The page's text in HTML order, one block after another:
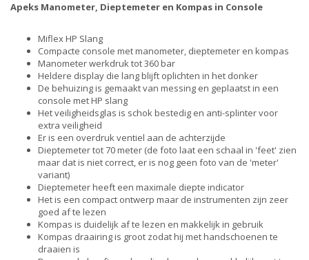
Apeks Manometer, Dieptemeter en Kompas in Console
Miflex HP Slang
Compacte console met manometer, dieptemeter en kompas
Manometer werkdruk tot 360 bar
Heldere display die lang blijft oplichten in het donker
De behuizing is gemaakt van messing en geplaatst in een
console met HP slang
Het veiligheidsglas is schok bestedig en anti-splinter voor
extra veiligheid
Er is een overdruk ventiel aan de achterzijde
Dieptemeter tot 70 meter (de foto laat een schaal in 'feet' zien
maar dat is niet correct, er is nog geen foto van de 'meter'
variant)
Dieptemeter heeft een maximale diepte indicator
Het is een compact ontwerp maar de instrumenten zijn zeer
goed af te lezen
Kompas is duidelijk af te lezen en makkelijk in gebruik
Kompas draairing is groot zodat hij met handschoenen te
draaien is